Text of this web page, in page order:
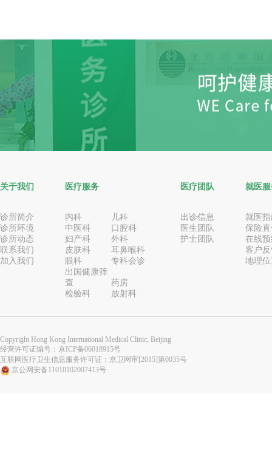
关于我们
诊所简介
诊所环境
诊所动态
联系我们
加入我们
医疗服务
内科
儿科
中医科
口腔科
妇产科
外科
皮肤科
耳鼻喉科
眼科
专科会诊
出国健康筛
查
药房
检验科
放射科
医疗团队
出诊信息
医生团队
护士团队
就医
就医
保险
在线
客户
地理
Copyright Hong Kong International Medical Clinic, Beijing
经营许可证编号： 京ICP备06018915号
互联网医疗卫生信息服务许可证：京卫网审[2015]第0035号
京公网安备11010102007413号